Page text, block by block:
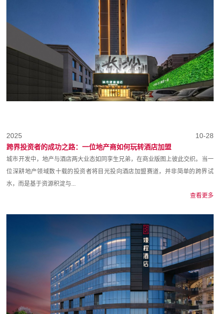
10-28
2025
跨界投资者的成功之路：一位地产商如何玩转酒店加盟
城市开发中，地产与酒店两大业态如同孪生兄弟，在商业版图上彼此交织。当一
位深耕地产领域数十载的投资者将目光投向酒店加盟赛道，并非简单的跨界试
水，而是基于资源积淀与...
查看更多